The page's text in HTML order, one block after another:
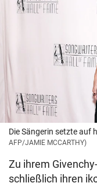
Die Sängerin setzte auf
AFP/JAMIE MCCARTHY)
Zu ihrem
schließlich ihren